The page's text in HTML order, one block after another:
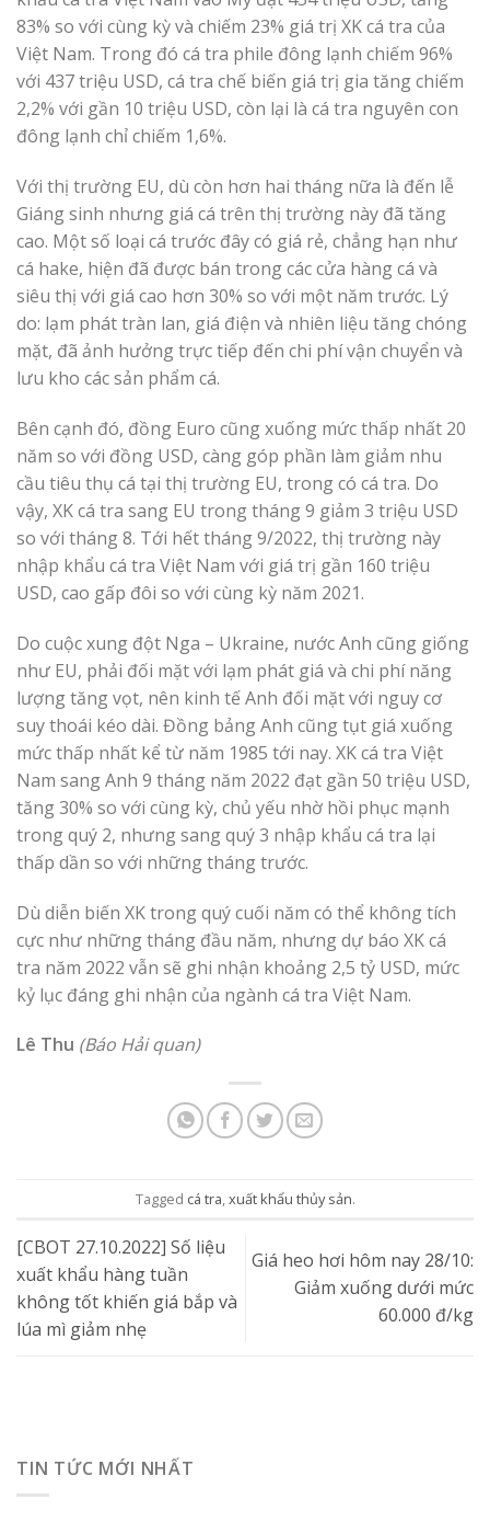
83% so với cùng kỳ và chiếm 23% giá trị XK cá tra của
Việt Nam. Trong đó cá tra phile đông lạnh chiếm 96%
với 437 triệu USD, cá tra chế biến giá trị gia tăng chiếm
2,2% với gần 10 triệu USD, còn lại là cá tra nguyên con
đông lạnh chỉ chiếm 1,6%.
Với thị trường EU, dù còn hơn hai tháng nữa là đến lễ
Giáng sinh nhưng giá cá trên thị trường này đã tăng
cao. Một số loại cá trước đây có giá rẻ, chẳng hạn như
cá hake, hiện đã được bán trong các cửa hàng cá và
siêu thị với giá cao hơn 30% so với một năm trước. Lý
do: lạm phát tràn lan, giá điện và nhiên liệu tăng chóng
mặt, đã ảnh hưởng trực tiếp đến chi phí vận chuyển và
lưu kho các sản phẩm cá.
Bên cạnh đó, đồng Euro cũng xuống mức thấp nhất 20
năm so với đồng USD, càng góp phần làm giảm nhu
cầu tiêu thụ cá tại thị trường EU, trong có cá tra. Do
vậy, XK cá tra sang EU trong tháng 9 giảm 3 triệu USD
so với tháng 8. Tới hết tháng 9/2022, thị trường này
nhập khẩu cá tra Việt Nam với giá trị gần 160 triệu
USD, cao gấp đôi so với cùng kỳ năm 2021.
Do cuộc xung đột Nga – Ukraine, nước Anh cũng giống
như EU, phải đối mặt với lạm phát giá và chi phí năng
lượng tăng vọt, nên kinh tế Anh đối mặt với nguy cơ
suy thoái kéo dài. Đồng bảng Anh cũng tụt giá xuống
mức thấp nhất kể từ năm 1985 tới nay. XK cá tra Việt
Nam sang Anh 9 tháng năm 2022 đạt gần 50 triệu USD,
tăng 30% so với cùng kỳ, chủ yếu nhờ hồi phục mạnh
trong quý 2, nhưng sang quý 3 nhập khẩu cá tra lại
thấp dần so với những tháng trước.
Dù diễn biến XK trong quý cuối năm có thể không tích
cực như những tháng đầu năm, nhưng dự báo XK cá
tra năm 2022 vẫn sẽ ghi nhận khoảng 2,5 tỷ USD, mức
kỷ lục đáng ghi nhận của ngành cá tra Việt Nam.
Lê Thu (Báo Hải quan)
Tagged cá tra,xuất khẩu thủy sản.
[CBOT 27.10.2022] Số liệu
xuất khẩu hàng tuần
không tốt khiến giá bắp và
lúa mì giảm nhẹ
Giá heo hơi hôm nay 28/10:
Giảm xuống dưới mức
60.000 đ/kg
TIN TỨC MỚI NHẤT